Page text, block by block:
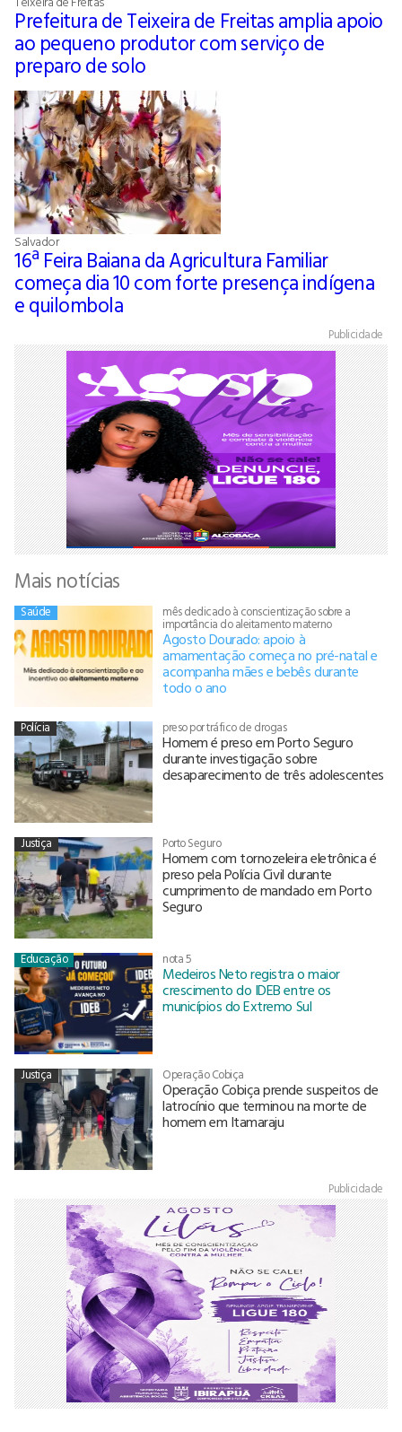
Prefeitura de Teixeira de Freitas amplia apoio
ao pequeno produtor com serviço de
preparo de solo
Salvador
16ª Feira Baiana da Agricultura Familiar
começa dia 10 com forte presença indígena
e quilombola
Publicidade
Mais notícias
Saúde mês dedicado à conscientização sobre a
importância do aleitamento materno
Agosto Dourado: apoio à
amamentação começa no pré-natal e
acompanha mães e bebês durante
todo o ano
Polícia preso por tráfico de drogas
Homem é preso em Porto Seguro
durante investigação sobre
desaparecimento de três adolescentes
Justiça Porto Seguro
Homem com tornozeleira eletrônica é
preso pela Polícia Civil durante
cumprimento de mandado em Porto
Seguro
Educação nota 5
Medeiros Neto registra o maior
crescimento do IDEB entre os
municípios do Extremo Sul
Justiça Operação Cobiça
Operação Cobiça prende suspeitos de
latrocínio que terminou na morte de
homem em Itamaraju
Publicidade